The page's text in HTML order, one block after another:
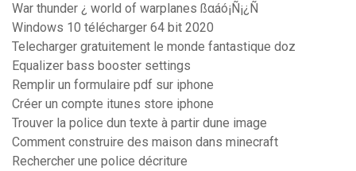
War thunder ¿ world of warplanes ßαáó¡Ñ¡¿Ñ
Windows 10 télécharger 64 bit 2020
Telecharger gratuitement le monde fantastique doz
Equalizer bass booster settings
Remplir un formulaire pdf sur iphone
Créer un compte itunes store iphone
Trouver la police dun texte à partir dune image
Comment construire des maison dans minecraft
Rechercher une police décriture